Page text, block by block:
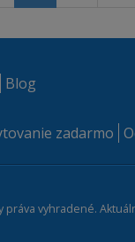
Blog
zadarmo
práva vyhradené.